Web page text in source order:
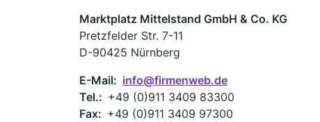
Marktplatz Mittelstand GmbH & Co. KG
Pretzfelder Str. 7-11
D-90425 Nürnberg
E-Mail: info@firmenweb.de
Tel.: +49 (0)911 3409 83300
Fax: +49 (0)911 3409 97300